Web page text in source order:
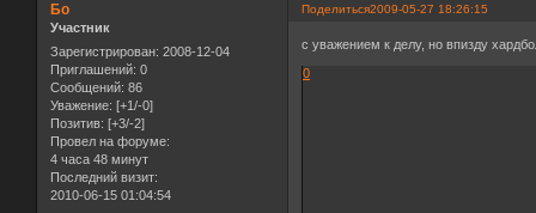
Поделиться2009-05-27 18:26:15
Бо
Участник
Зарегистрирован: 2008-12-04
Приглашений: 0
Сообщений: 86
Уважение: [+1/-0]
Позитив: [+3/-2]
Провел на форуме:
4 часа 48 минут
Последний визит:
2010-06-15 01:04:54
с уважением к делу, но впизду
0